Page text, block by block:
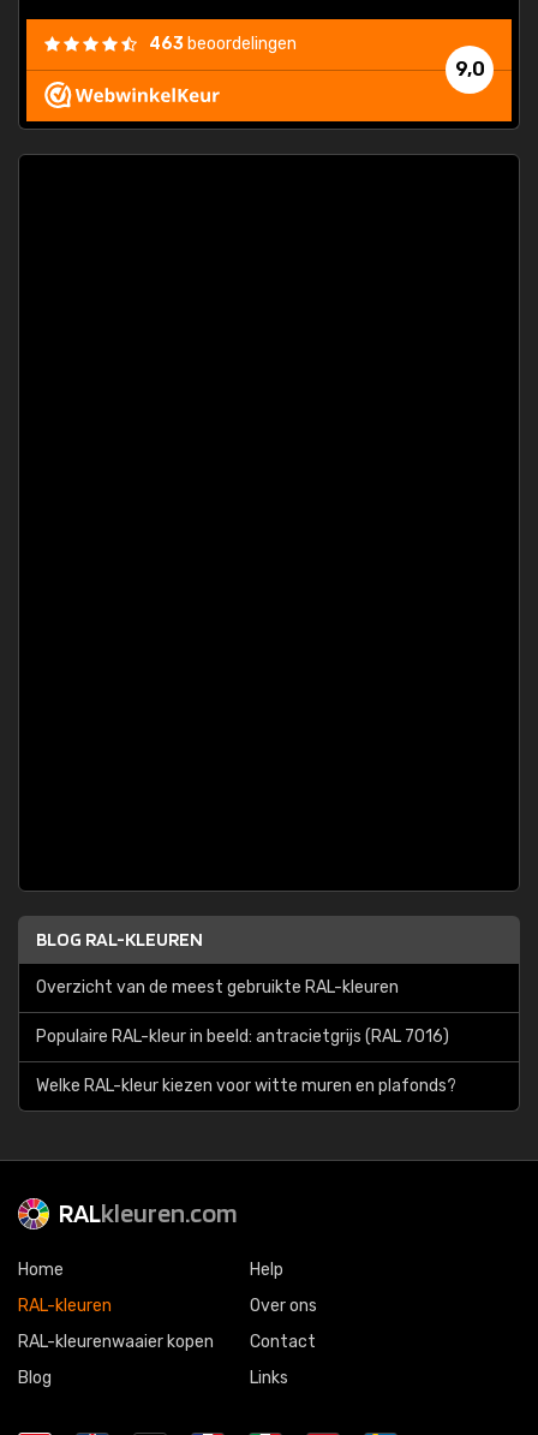
9,0
463 beoordelingen
BLOG RAL-KLEUREN
Overzicht van de meest gebruikte RAL-kleuren
Populaire RAL-kleur in beeld: antracietgrijs (RAL 7016)
Welke RAL-kleur kiezen voor witte muren en plafonds?
RALkleuren.com
Home
RAL-kleuren
RAL-kleurenwaaier kopen
Blog
Help
Over ons
Contact
Links